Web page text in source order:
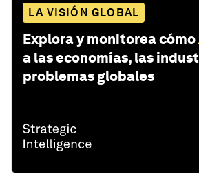
LA VISIÓN GLOBAL
Explora y monitorea cómo
a las economías, las
problemas globales